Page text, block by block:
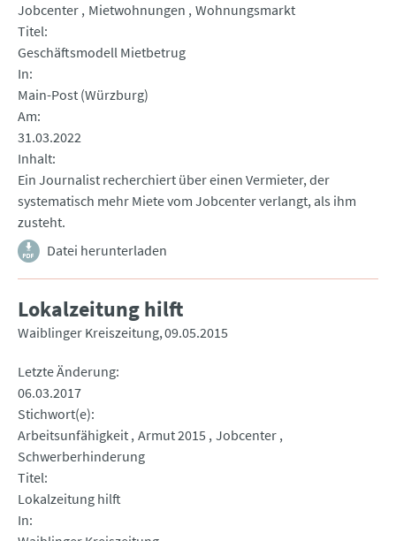
Jobcenter Mietwohnungen Wohnungsmarkt
Titel
Geschäftsmodell Mietbetrug
In
Main-Post (Würzburg)
Am
31.03.2022
Inhalt
Ein Journalist recherchiert über einen Vermieter, der
systematisch mehr Miete vom Jobcenter verlangt, als ihm
zusteht.
Datei herunterladen
Lokalzeitung hilft
Waiblinger Kreiszeitung 09.05.2015
Letzte Änderung
06.03.2017
Stichwort(e)
Arbeitsunfähigkeit Armut 2015 Jobcenter
Schwerberhinderung
Titel
Lokalzeitung hilft
In